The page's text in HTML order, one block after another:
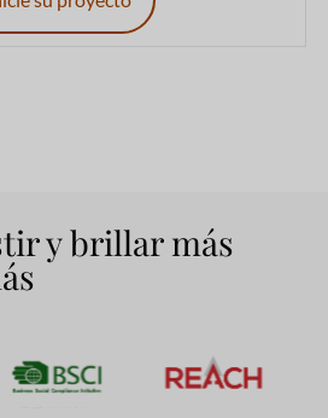
y brillar más